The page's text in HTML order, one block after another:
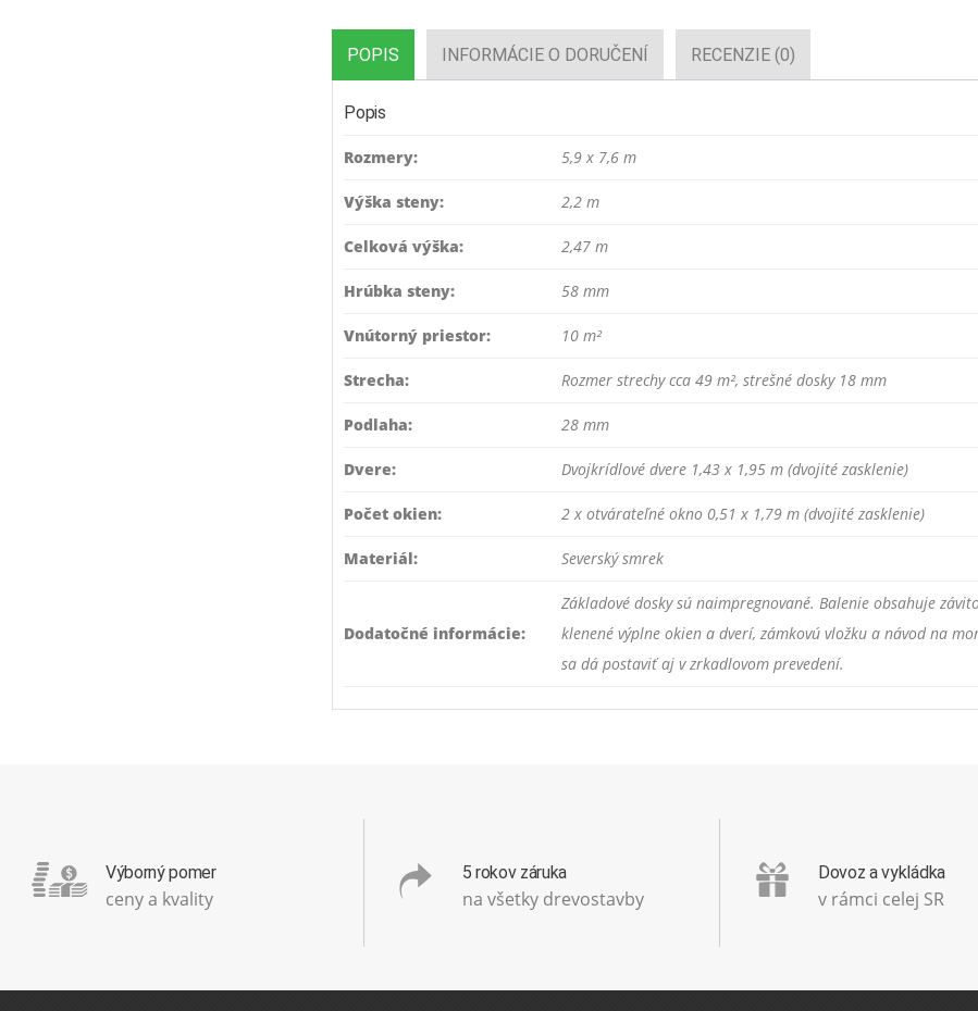
/
POPIS INFORMÁCIE O DORUČENÍ RECENZIE (0)
Popis
Rozmery: 5,9 x 7,6 m
Výška steny: 2,2 m
Celková výška: 2,47 m
Hrúbka steny: 58 mm
Vnútorný priestor: 10 m²
Strecha: Rozmer strechy cca 49 m², strešné dosky 18 mm
Podlaha: 28 mm
Dvere: Dvojkrídlové dvere 1,43 x 1,95 m (dvojité zasklenie)
Počet okien: 2 x otvárateľné okno 0,51 x 1,79 m (dvojité zasklenie)
Materiál: Severský smrek
Dodatočné informácie:
Základové dosky sú naimpregnované. Balenie obsahuje
klenené výplne okien a dverí, zámkovú vložku a návod na
sa dá postaviť aj v zrkadlovom prevedení.
Výborný pomer
ceny a kvality
5 rokov záruka
na všetky drevostavby
Dovoz a vykládka
v rámci celej SR